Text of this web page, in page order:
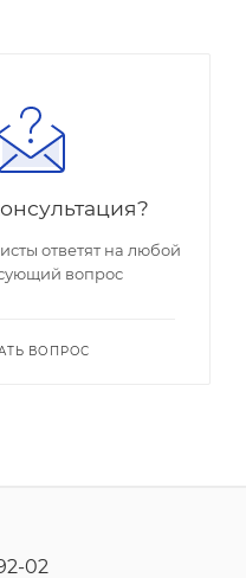
ответят на любой
вопрос
ВОПРОС
02